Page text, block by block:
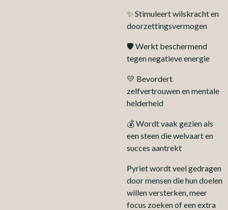
✨ Stimuleert wilskracht en
doorzettingsvermogen
🛡 Werkt beschermend
tegen negatieve energie
💛 Bevordert
zelfvertrouwen en mentale
helderheid
💰 Wordt vaak gezien als
een steen die welvaart en
succes aantrekt
Pyriet wordt veel gedragen
door mensen die hun doelen
willen versterken, meer
focus zoeken of een extra